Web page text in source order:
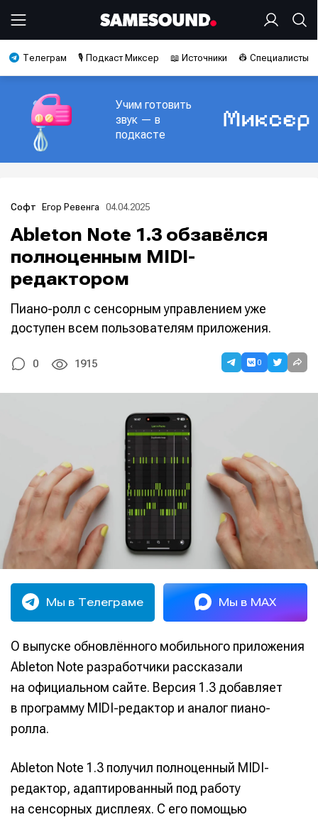
Телеграм 🎙️ Подкаст Миксер 📖 Источники 👷 Специалисты
Учим готовить
звук — в
подкасте
Софт Егор Ревенга 04.04.2025
Ableton Note 1.3 обзавёлся
полноценным MIDI-
редактором
Пиано-ролл с сенсорным управлением уже
доступен всем пользователям приложения.
0 1915 0
Мы в Телеграме Мы в MAX
О выпуске обновлённого мобильного приложения
Ableton Note разработчики рассказали
на официальном сайте. Версия 1.3 добавляет
в программу MIDI-редактор и аналог пиано-
ролла.
Ableton Note 1.3 получил полноценный MIDI-
редактор, адаптированный под работу
на сенсорных дисплеях. С его помощью